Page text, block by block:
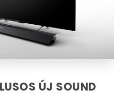
ÚJ SOUND